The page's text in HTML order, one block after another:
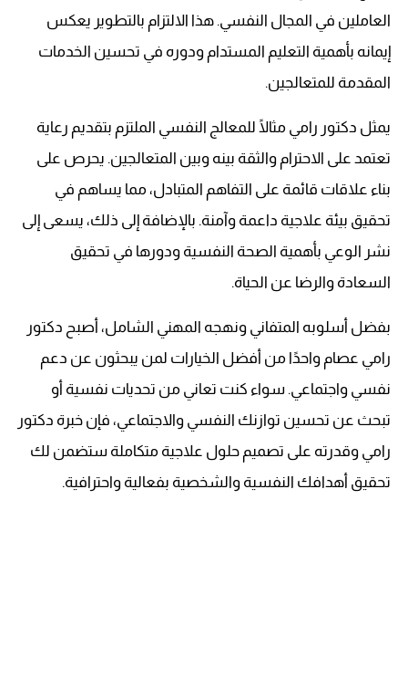
العاملين في المجال النفسي. هذا الالتزام بالتطوير يعكس
إيمانه بأهمية التعليم المستدام ودوره في تحسين الخدمات
المقدمة للمتعالجين.
يمثل دكتور رامي مثالًا للمعالج النفسي الملتزم بتقديم رعاية
تعتمد على الاحترام والثقة بينه وبين المتعالجين. يحرص على
بناء علاقات قائمة على التفاهم المتبادل، مما يساهم في
تحقيق بيئة علاجية داعمة وآمنة. بالإضافة إلى ذلك، يسعى إلى
نشر الوعي بأهمية الصحة النفسية ودورها في تحقيق
السعادة والرضا عن الحياة.
بفضل أسلوبه المتفاني ونهجه المهني الشامل، أصبح دكتور
رامي عصام واحدًا من أفضل الخيارات لمن يبحثون عن دعم
نفسي واجتماعي. سواء كنت تعاني من تحديات نفسية أو
تبحث عن تحسين توازنك النفسي والاجتماعي، فإن خبرة دكتور
رامي وقدرته على تصميم حلول علاجية متكاملة ستضمن لك
تحقيق أهدافك النفسية والشخصية بفعالية واحترافية.